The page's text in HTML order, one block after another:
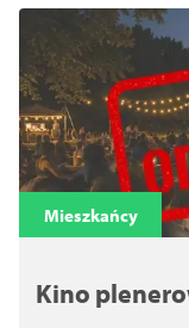
Mieszkańcy
Kino